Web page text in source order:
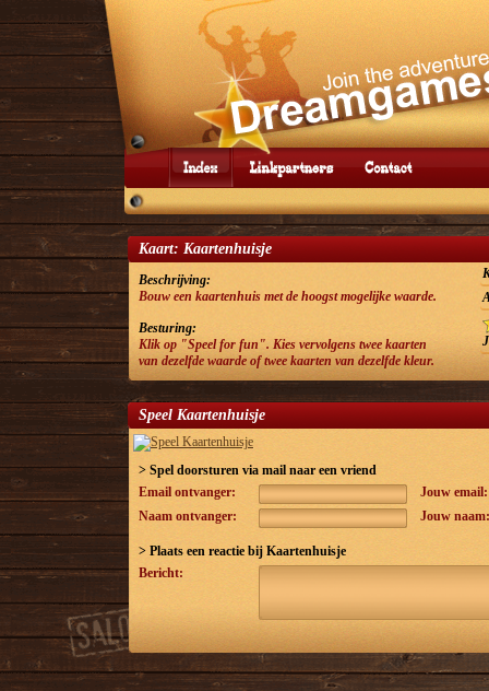
Kaart: Kaartenhuisje
Beschrijving:
Bouw een kaartenhuis met de hoogst mogelijke waarde.
Besturing:
Klik op "Speel for fun". Kies vervolgens twee kaarten
van dezelfde waarde of twee kaarten van dezelfde kleur.
Speel Kaartenhuisje
> Spel doorsturen via mail naar een vriend
Email ontvanger:
Jouw email:
Naam ontvanger:
Jouw naam:
> Plaats een reactie bij Kaartenhuisje
Bericht: